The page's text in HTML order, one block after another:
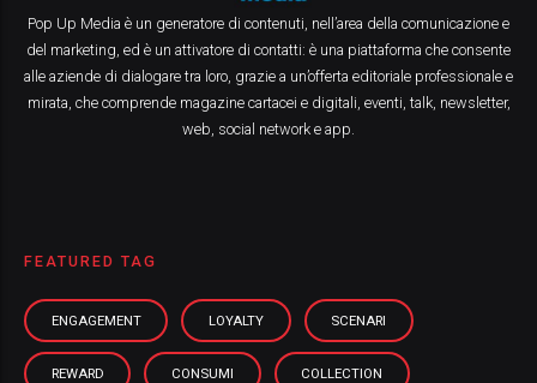
Pop Up Media è un generatore di contenuti, nell’area della comunicazione e
del marketing, ed è un attivatore di contatti: è una piattaforma che consente
alle aziende di dialogare tra loro, grazie a un’offerta editoriale professionale e
mirata, che comprende magazine cartacei e digitali, eventi, talk, newsletter,
web, social network e app.
FEATURED TAG
ENGAGEMENT LOYALTY SCENARI
REWARD CONSUMI COLLECTION